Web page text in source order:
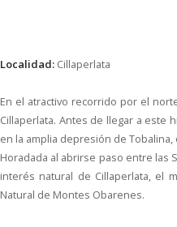
Localidad: Cillaperlata
En el atractivo recorrido por el
Cillaperlata. Antes de llegar a este
en la amplia depresión de
Horadada al abrirse paso entre las
interés natural de Cillaperlata, el
Natural de Montes Obarenes.